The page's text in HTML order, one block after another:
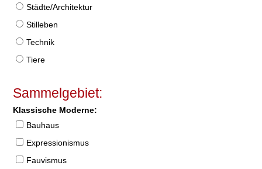
Städte/Architektur
Stilleben
Technik
Tiere
Sammelgebiet:
Klassische Moderne:
Bauhaus
Expressionismus
Fauvismus